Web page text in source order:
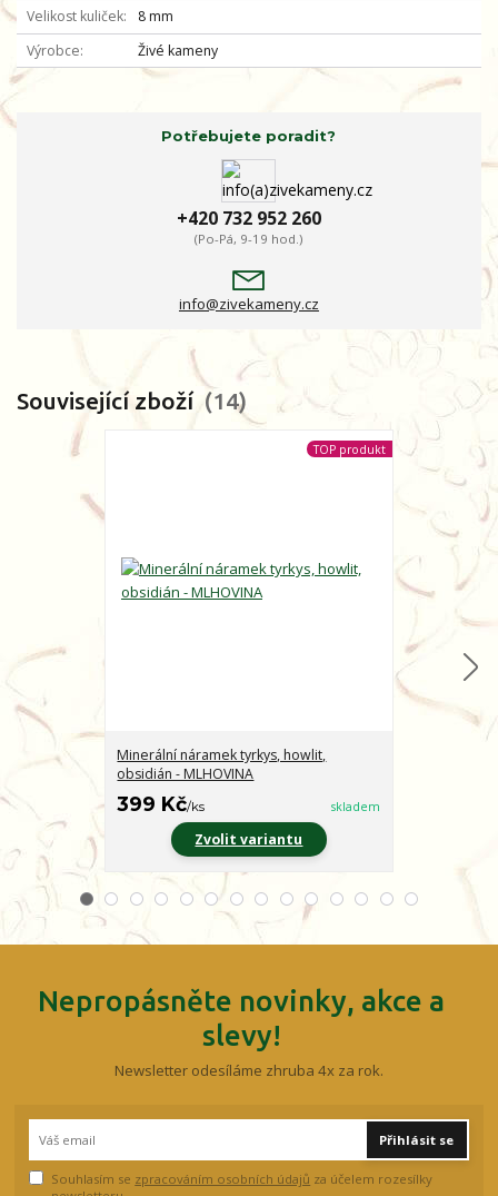
Velikost kuliček
8 mm
Výrobce
Živé kameny
Potřebujete poradit?
+420 732 952 260
(Po-Pá, 9-19 hod.)
info@zivekameny.cz
Související zboží 14
TOP produkt
Minerální náramek tyrkys, howlit,
obsidián - MLHOVINA
399 Kč/ks skladem
Zvolit variantu
Nepropásněte novinky, akce a
slevy!
Newsletter odesíláme zhruba 4x za rok.
Přihlásit se
Souhlasím se zpracováním osobních údajů za účelem rozesílky